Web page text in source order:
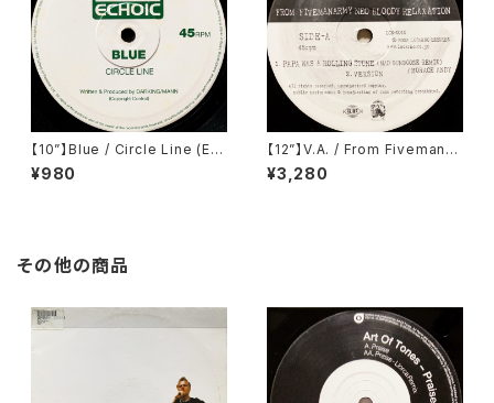
【10”】Blue / Circle Line (Em
issions Echoic) (PT018)
¥980
【12”】V.A. / From Fivemanar
my Neo Bloody Relaxation
(Locarno Records) (LCN-0
¥3,280
その他の商品